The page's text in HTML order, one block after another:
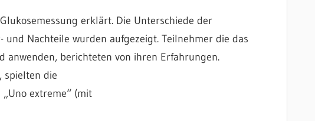
erklärt. Die Unterschiede der
und Nachteile wurden aufgezeigt. Teilnehmer die das
anwenden, berichteten von ihren Erfahrungen.
spielten die
extreme“ (mit